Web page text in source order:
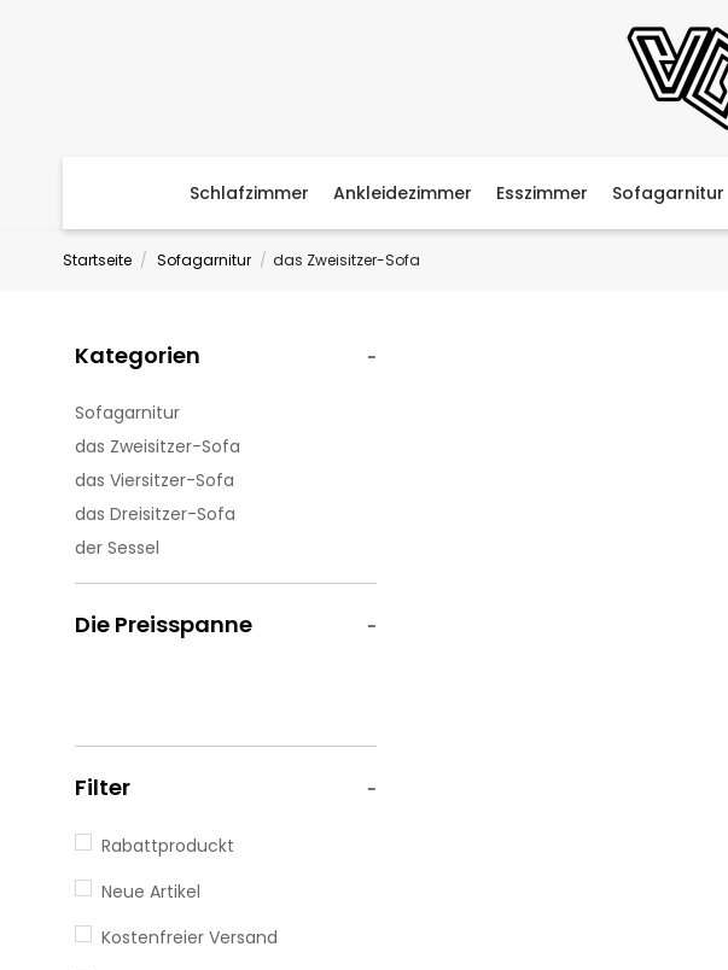
Schlafzimmer Ankleidezimmer Esszimmer Sofagarnitur
Startseite Sofagarnitur das Zweisitzer-Sofa
Kategorien
Sofagarnitur
das Zweisitzer-Sofa
das Viersitzer-Sofa
das Dreisitzer-Sofa
der Sessel
Die Preisspanne
Filter
Rabattproduckt
Neue Artikel
Kostenfreier Versand